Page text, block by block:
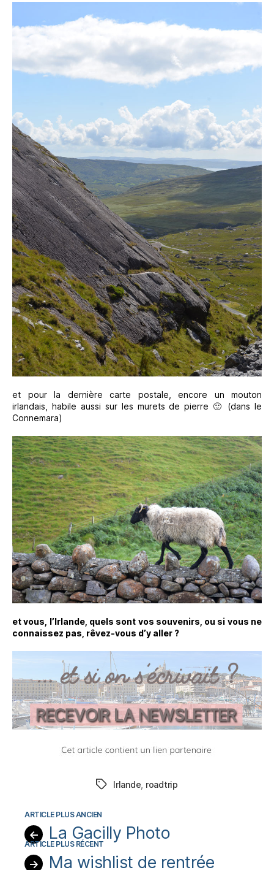
et pour la dernière carte postale, encore un mouton
irlandais, habile aussi sur les murets de pierre 🙂 (dans le
Connemara)
et vous, l’Irlande, quels sont vos souvenirs, ou si vous ne
connaissez pas, rêvez-vous d’y aller ?
Étiquettes
Irlande roadtrip
← La Gacilly Photo
→ Ma wishlist de rentrée